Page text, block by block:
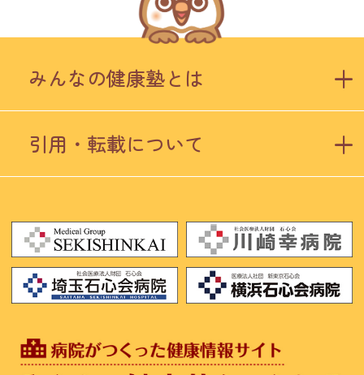
みんなの健康塾とは
引用・転載について